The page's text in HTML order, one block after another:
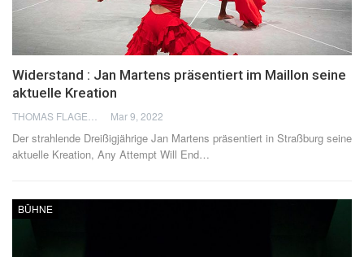
Widerstand : Jan Martens präsentiert im Maillon seine
aktuelle Kreation
Mar 9, 2022
Der strahlende Dreißigjährige Jan Martens präsentiert in Straßburg seine
aktuelle Kreation, Any Attempt Will End…
BÜHNE